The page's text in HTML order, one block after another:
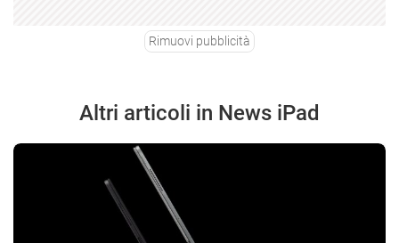
Rimuovi pubblicità
Altri articoli in News iPad